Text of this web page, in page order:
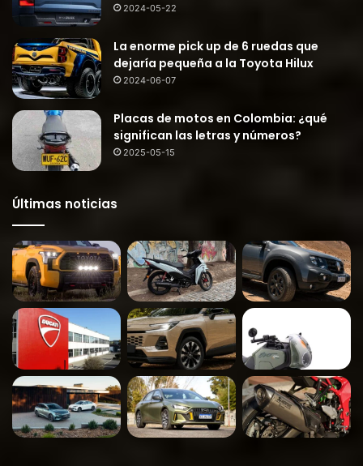
2024-05-22
La enorme pick up de 6 ruedas que
dejaría pequeña a la Toyota Hilux
2024-06-07
Placas de motos en Colombia: ¿qué
significan las letras y números?
2025-05-15
Últimas noticias